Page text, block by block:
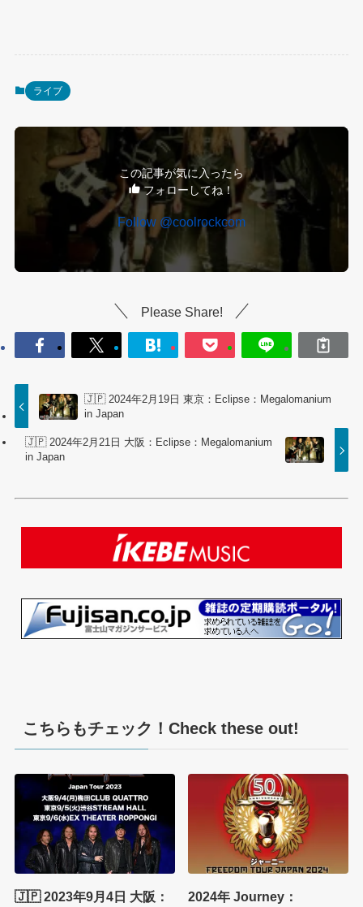
ライブ
この記事が気に入ったら
フォローしてね！
Follow @coolrockcom
Please Share!
🇯🇵 2024年2月19日 東京：Eclipse：Megalomanium
in Japan
🇯🇵 2024年2月21日 大阪：Eclipse：Megalomanium
in Japan
こちらもチェック！Check these out!
🇯🇵 2023年9月4日 大阪：
2024年 Journey：